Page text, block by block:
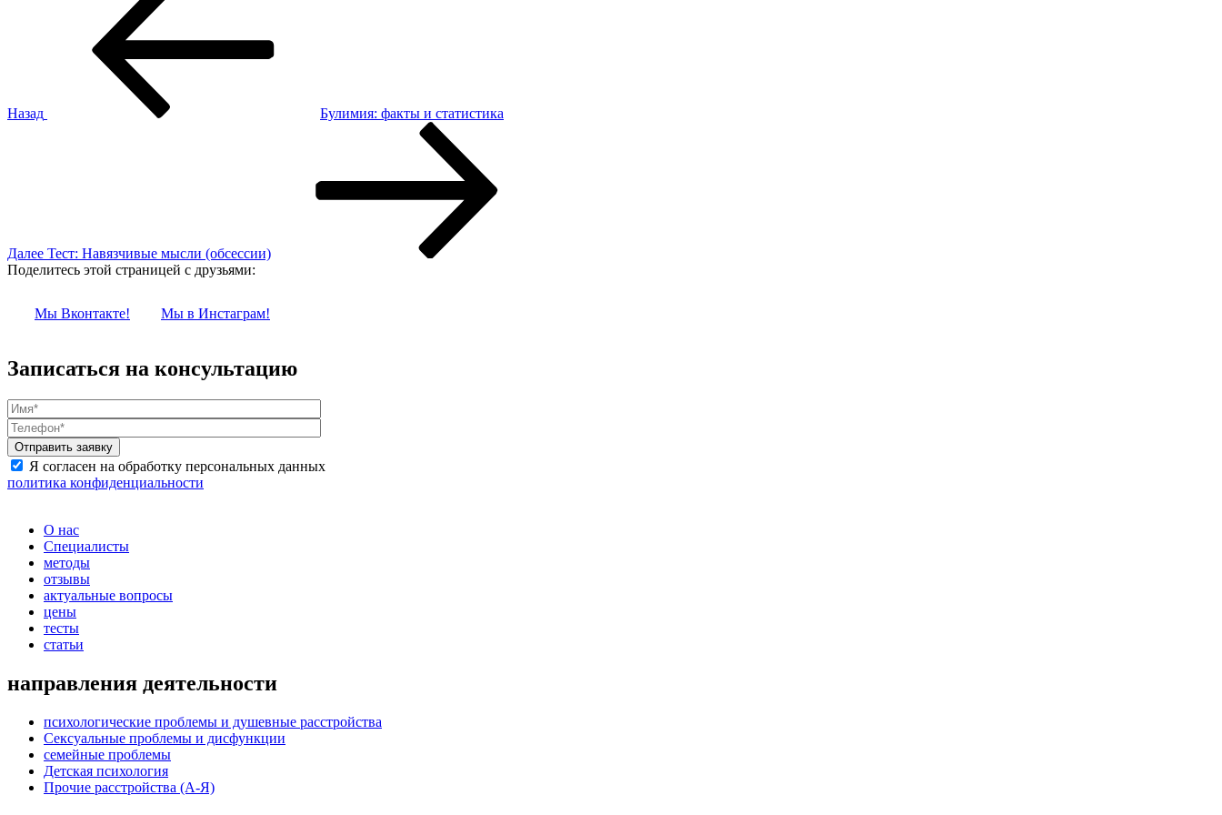
Назад
Булимия: факты и статистика
Далее Тест: Навязчивые мысли (обсессии)
Поделитесь этой страницей с друзьями:
Мы Вконтакте! Мы в Инстаграм!
Записаться на консультацию
Я согласен на обработку персональных данных
политика конфиденциальности
О нас
Специалисты
методы
отзывы
актуальные вопросы
цены
тесты
статьи
направления деятельности
психологические проблемы и душевные расстройства
Сексуальные проблемы и дисфункции
семейные проблемы
Детская психология
Прочие расстройства (А-Я)